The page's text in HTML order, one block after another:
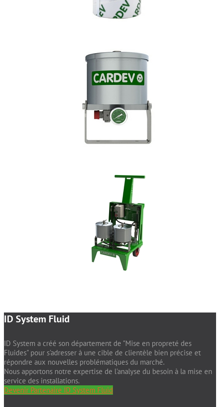
ID System Fluid
ID System a créé son département de "Mise en propreté des
Fluides" pour s'adresser à une cible de clientèle bien précise et
répondre aux nouvelles problématiques du marché.
Nous apportons notre expertise de l'analyse du besoin à la mise en
service des installations.
Devenir Partenaire ID System Fluid